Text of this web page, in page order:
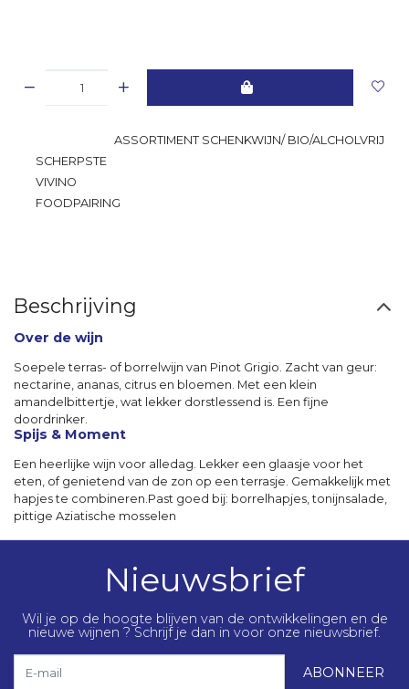
ASSORTIMENT SCHENKWIJN/ BIO/ALCHOLVRIJ
SCHERPSTE
VIVINO
FOODPAIRING
Beschrijving
Over de wijn
Soepele terras- of borrelwijn van Pinot Grigio. Zacht van geur:
nectarine, ananas, citrus en bloemen. Met een klein
amandelbittertje, wat lekker dorstlessend is. Een fijne
doordrinker.
Spijs & Moment
Een heerlijke wijn voor alledag. Lekker een glaasje voor het
eten, of genietend van de zon op een terrasje. Gemakkelijk met
hapjes te combineren.Past goed bij: borrelhapjes, tonijnsalade,
pittige Aziatische mosselen
Nieuwsbrief
Wil je op de hoogte blijven van de ontwikkelingen en de
nieuwe wijnen ? Schrijf je dan in voor onze nieuwsbrief.
ABONNEER